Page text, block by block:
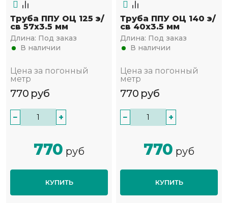
Труба ППУ ОЦ 125 э/
св 57х3.5 мм
Длина: Под заказ
В наличии
Цена за погонный
метр
770 руб
− +
770 руб
КУПИТЬ
Труба ППУ ОЦ 140 э/
св 40х3.5 мм
Длина: Под заказ
В наличии
Цена за погонный
метр
770 руб
− +
770 руб
КУПИТЬ